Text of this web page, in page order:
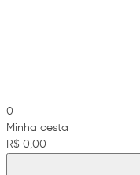
0
Minha cesta
R$ 0,00